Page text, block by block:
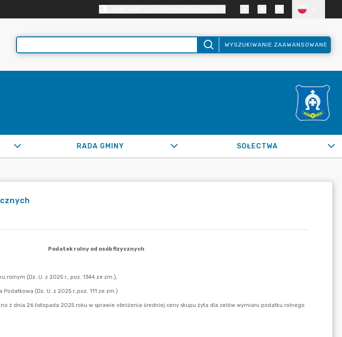
WYSZUKIWANIE ZAAWANSOWANE
RADA GMINY SOŁECTWA